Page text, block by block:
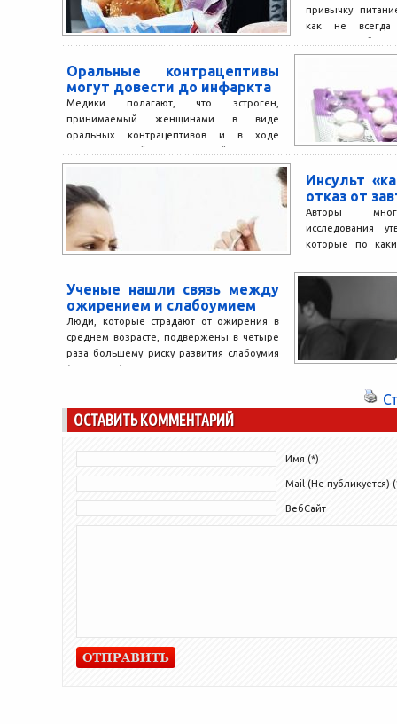
привычку
как не всегда
домашние обеды.
Оральные контрацептивы
могут довести до инфаркта
Медики полагают, что эстроген,
принимаемый женщинами в виде
оральных контрацептивов и в ходе
заместительной гормональной терапии,
полезен для здоровья сердца,...
Инсульт
отказ от
Авторы
исследования
которые по
Ученые в
Ученые нашли связь между
ожирением и слабоумием
Люди, которые страдают от ожирения в
среднем возрасте, подвержены в четыре
раза большему риску развития слабоумия
(деменции) в пожилом возрасте,...
ОСТАВИТЬ КОММЕНТАРИЙ
Имя (*)
Mail (Не публикуется)
ВебСайт